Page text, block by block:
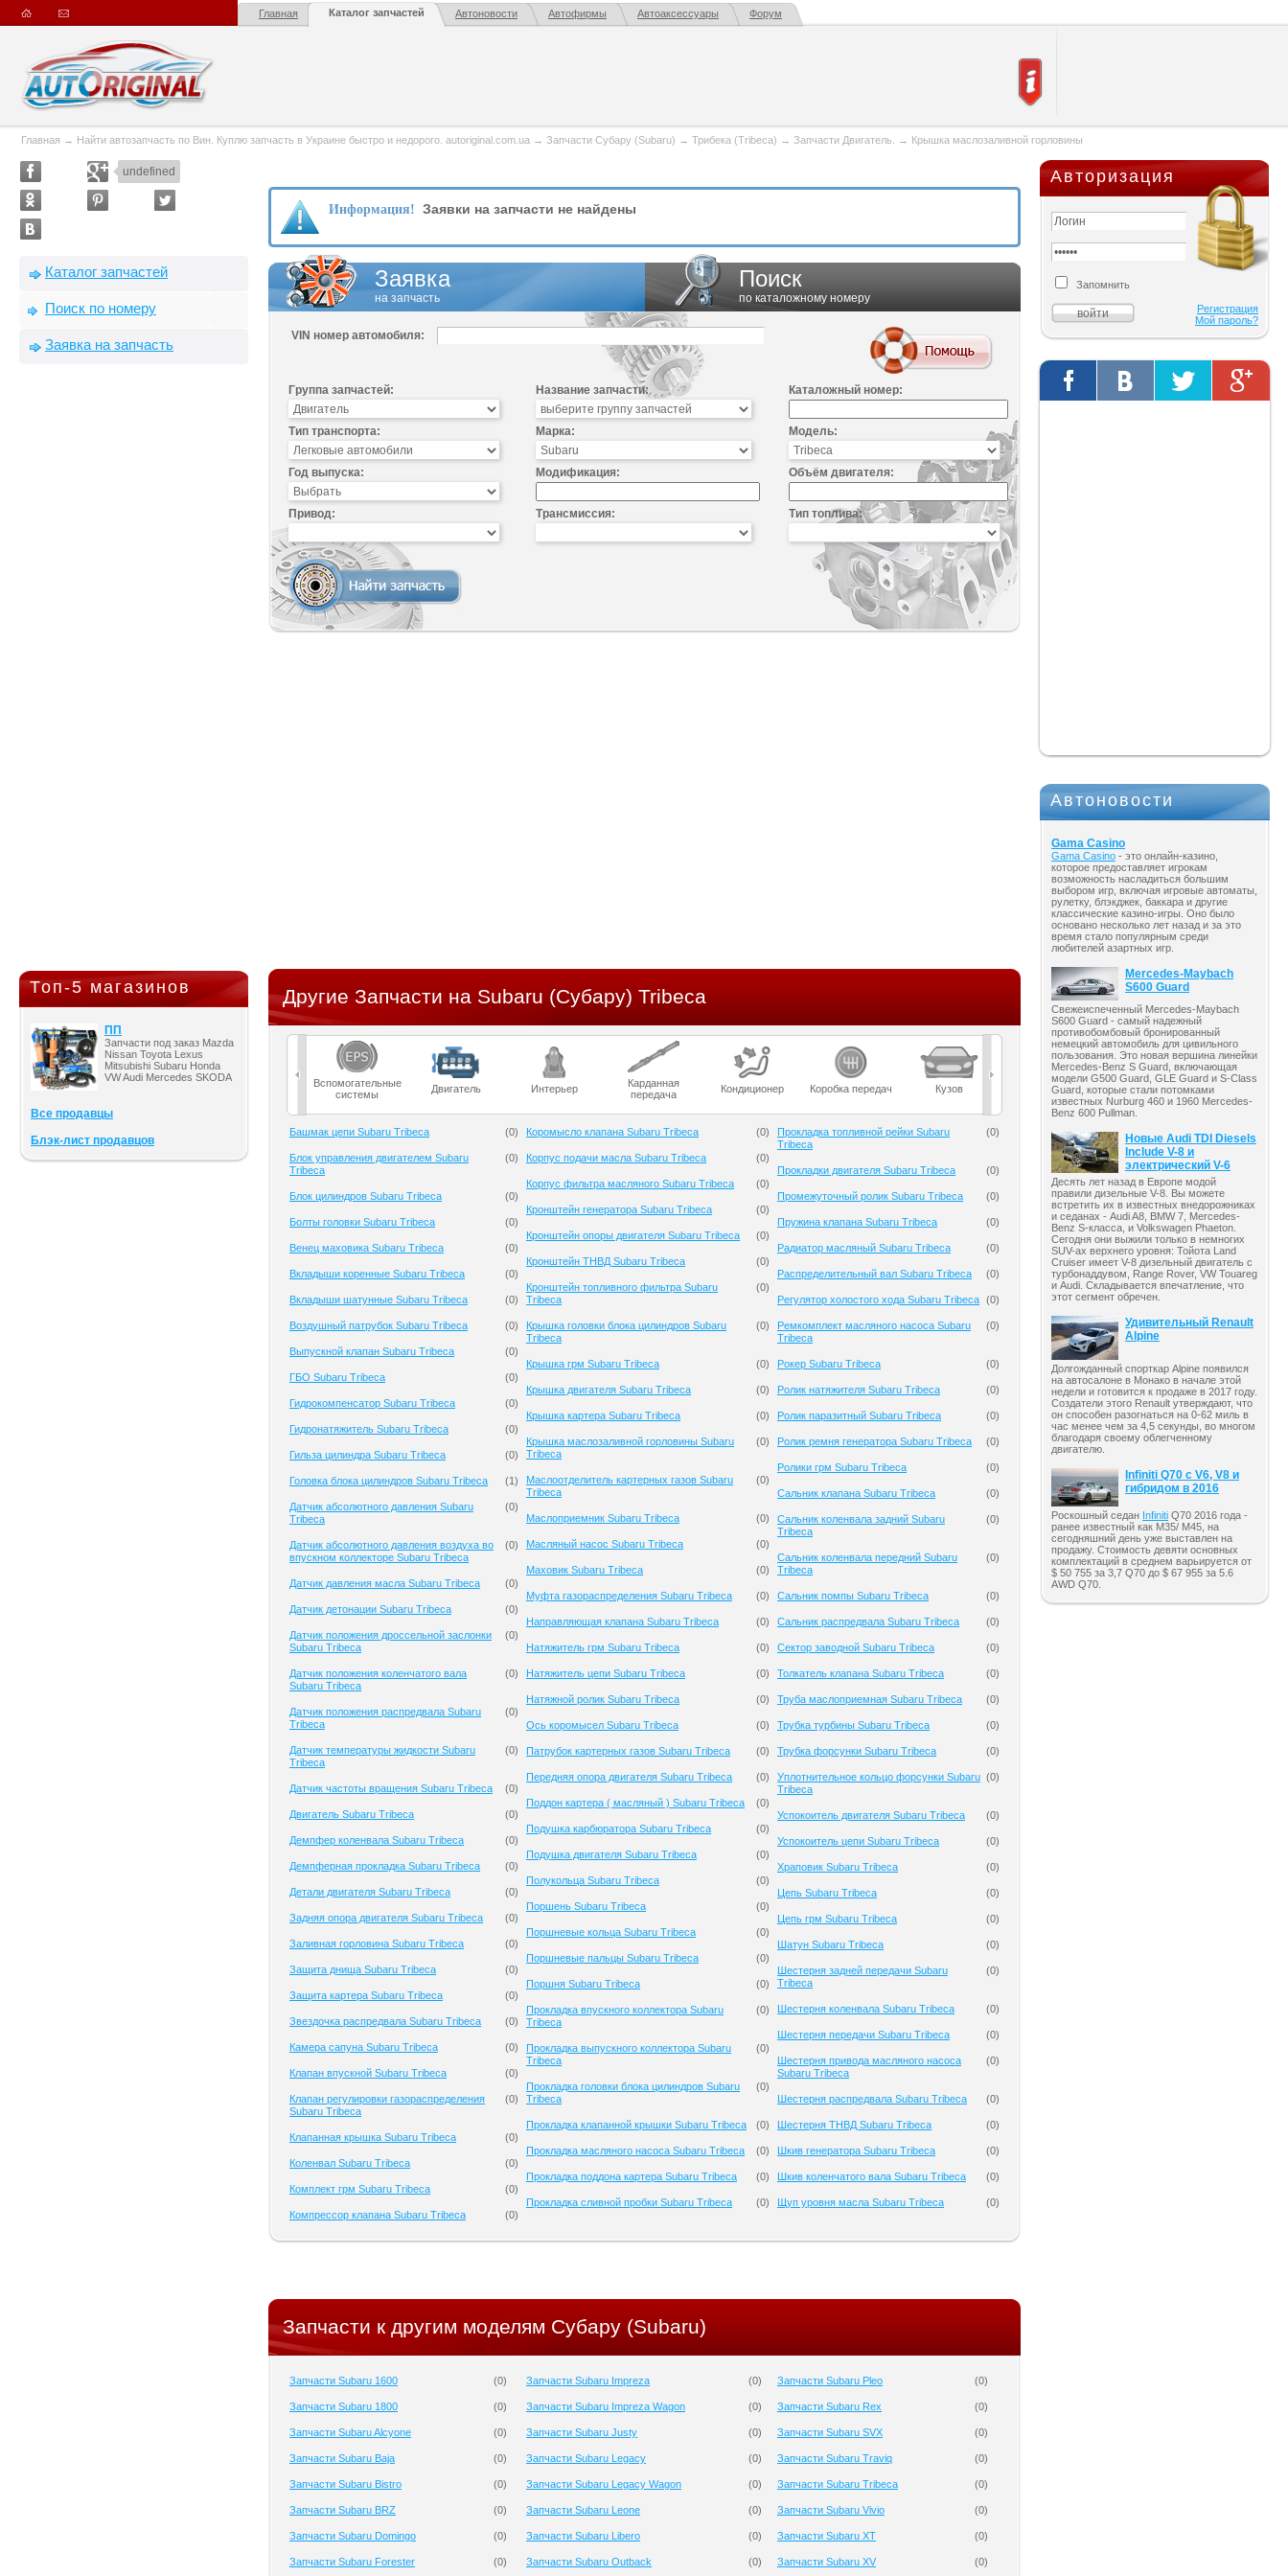
Главная Каталог запчастей Автоновости Автофирмы Автоаксессуары Форум
Главная → Найти автозапчасть по Вин. Куплю запчасть в Украине быстро и недорого. autoriginal.com.ua → Запчасти Субару (Subaru) → Трибека (Tribeca) → Запчасти Двигатель. → Крышка маслозаливной горловины
undefined
Каталог запчастей
Поиск по номеру
Заявка на запчасть
Топ-5 магазинов
ПП
Запчасти под заказ Mazda
Nissan Toyota Lexus
Mitsubishi Subaru Honda
VW Audi Mercedes SKODA
Все продавцы
Блэк-лист продавцов
Информация! Заявки на запчасти не найдены
Заявка
на запчасть
Поиск
по каталожному номеру
VIN номер автомобиля:
Группа запчастей: Название запчасти: Каталожный номер:
Тип транспорта: Марка: Модель:
Год выпуска: Модификация: Объём двигателя:
Привод: Трансмиссия: Тип топлива:
Другие Запчасти на Subaru (Субару) Tribeca
Вспомогательные
системы
Двигатель Интерьер
Карданная
передача
Кондиционер Коробка передач Кузов Масла Мост
Башмак цепи Subaru Tribeca (0)
Блок управления двигателем Subaru
Tribeca
(0)
Блок цилиндров Subaru Tribeca (0)
Болты головки Subaru Tribeca (0)
Венец маховика Subaru Tribeca (0)
Вкладыши коренные Subaru Tribeca (0)
Вкладыши шатунные Subaru Tribeca (0)
Воздушный патрубок Subaru Tribeca (0)
Выпускной клапан Subaru Tribeca (0)
ГБО Subaru Tribeca (0)
Гидрокомпенсатор Subaru Tribeca (0)
Гидронатяжитель Subaru Tribeca (0)
Гильза цилиндра Subaru Tribeca (0)
Головка блока цилиндров Subaru Tribeca (1)
Датчик абсолютного давления Subaru
Tribeca
(0)
Датчик абсолютного давления воздуха во
впускном коллекторе Subaru Tribeca
(0)
Датчик давления масла Subaru Tribeca (0)
Датчик детонации Subaru Tribeca (0)
Датчик положения дроссельной заслонки
Subaru Tribeca
(0)
Датчик положения коленчатого вала
Subaru Tribeca
(0)
Датчик положения распредвала Subaru
Tribeca
(0)
Датчик температуры жидкости Subaru
Tribeca
(0)
Датчик частоты вращения Subaru Tribeca (0)
Двигатель Subaru Tribeca (0)
Демпфер коленвала Subaru Tribeca (0)
Демпферная прокладка Subaru Tribeca (0)
Детали двигателя Subaru Tribeca (0)
Задняя опора двигателя Subaru Tribeca (0)
Заливная горловина Subaru Tribeca (0)
Защита днища Subaru Tribeca (0)
Защита картера Subaru Tribeca (0)
Звездочка распредвала Subaru Tribeca (0)
Камера сапуна Subaru Tribeca (0)
Клапан впускной Subaru Tribeca (0)
Клапан регулировки газораспределения
Subaru Tribeca
(0)
Клапанная крышка Subaru Tribeca (0)
Коленвал Subaru Tribeca (0)
Комплект грм Subaru Tribeca (0)
Компрессор клапана Subaru Tribeca (0)
Коромысло клапана Subaru Tribeca (0)
Корпус подачи масла Subaru Tribeca (0)
Корпус фильтра масляного Subaru Tribeca (0)
Кронштейн генератора Subaru Tribeca (0)
Кронштейн опоры двигателя Subaru Tribeca (0)
Кронштейн ТНВД Subaru Tribeca (0)
Кронштейн топливного фильтра Subaru
Tribeca
(0)
Крышка головки блока цилиндров Subaru
Tribeca
(0)
Крышка грм Subaru Tribeca (0)
Крышка двигателя Subaru Tribeca (0)
Крышка картера Subaru Tribeca (0)
Крышка маслозаливной горловины Subaru
Tribeca
(0)
Маслоотделитель картерных газов Subaru
Tribeca
(0)
Маслоприемник Subaru Tribeca (0)
Масляный насос Subaru Tribeca (0)
Маховик Subaru Tribeca (0)
Муфта газораспределения Subaru Tribeca (0)
Направляющая клапана Subaru Tribeca (0)
Натяжитель грм Subaru Tribeca (0)
Натяжитель цепи Subaru Tribeca (0)
Натяжной ролик Subaru Tribeca (0)
Ось коромысел Subaru Tribeca (0)
Патрубок картерных газов Subaru Tribeca (0)
Передняя опора двигателя Subaru Tribeca (0)
Поддон картера ( масляный ) Subaru Tribeca (0)
Подушка карбюратора Subaru Tribeca (0)
Подушка двигателя Subaru Tribeca (0)
Полукольца Subaru Tribeca (0)
Поршень Subaru Tribeca (0)
Поршневые кольца Subaru Tribeca (0)
Поршневые пальцы Subaru Tribeca (0)
Поршня Subaru Tribeca (0)
Прокладка впускного коллектора Subaru
Tribeca
(0)
Прокладка выпускного коллектора Subaru
Tribeca
(0)
Прокладка головки блока цилиндров Subaru
Tribeca
(0)
Прокладка клапанной крышки Subaru Tribeca (0)
Прокладка масляного насоса Subaru Tribeca (0)
Прокладка поддона картера Subaru Tribeca (0)
Прокладка сливной пробки Subaru Tribeca (0)
Прокладка топливной рейки Subaru
Tribeca
(0)
Прокладки двигателя Subaru Tribeca (0)
Промежуточный ролик Subaru Tribeca (0)
Пружина клапана Subaru Tribeca (0)
Радиатор масляный Subaru Tribeca (0)
Распределительный вал Subaru Tribeca (0)
Регулятор холостого хода Subaru Tribeca (0)
Ремкомплект масляного насоса Subaru
Tribeca
(0)
Рокер Subaru Tribeca (0)
Ролик натяжителя Subaru Tribeca (0)
Ролик паразитный Subaru Tribeca (0)
Ролик ремня генератора Subaru Tribeca (0)
Ролики грм Subaru Tribeca (0)
Сальник клапана Subaru Tribeca (0)
Сальник коленвала задний Subaru
Tribeca
(0)
Сальник коленвала передний Subaru
Tribeca
(0)
Сальник помпы Subaru Tribeca (0)
Сальник распредвала Subaru Tribeca (0)
Сектор заводной Subaru Tribeca (0)
Толкатель клапана Subaru Tribeca (0)
Труба маслоприемная Subaru Tribeca (0)
Трубка турбины Subaru Tribeca (0)
Трубка форсунки Subaru Tribeca (0)
Уплотнительное кольцо форсунки Subaru
Tribeca
(0)
Успокоитель двигателя Subaru Tribeca (0)
Успокоитель цепи Subaru Tribeca (0)
Храповик Subaru Tribeca (0)
Цепь Subaru Tribeca (0)
Цепь грм Subaru Tribeca (0)
Шатун Subaru Tribeca (0)
Шестерня задней передачи Subaru
Tribeca
(0)
Шестерня коленвала Subaru Tribeca (0)
Шестерня передачи Subaru Tribeca (0)
Шестерня привода масляного насоса
Subaru Tribeca
(0)
Шестерня распредвала Subaru Tribeca (0)
Шестерня ТНВД Subaru Tribeca (0)
Шкив генератора Subaru Tribeca (0)
Шкив коленчатого вала Subaru Tribeca (0)
Щуп уровня масла Subaru Tribeca (0)
Запчасти к другим моделям Субару (Subaru)
Запчасти Subaru 1600 (0)
Запчасти Subaru 1800 (0)
Запчасти Subaru Alcyone (0)
Запчасти Subaru Baja (0)
Запчасти Subaru Bistro (0)
Запчасти Subaru BRZ (0)
Запчасти Subaru Domingo (0)
Запчасти Subaru Forester (0)
Запчасти Subaru Impreza (0)
Запчасти Subaru Impreza Wagon (0)
Запчасти Subaru Justy (0)
Запчасти Subaru Legacy (0)
Запчасти Subaru Legacy Wagon (0)
Запчасти Subaru Leone (0)
Запчасти Subaru Libero (0)
Запчасти Subaru Outback (0)
Запчасти Subaru Pleo (0)
Запчасти Subaru Rex (0)
Запчасти Subaru SVX (0)
Запчасти Subaru Traviq (0)
Запчасти Subaru Tribeca (0)
Запчасти Subaru Vivio (0)
Запчасти Subaru XT (0)
Запчасти Subaru XV (0)
Авторизация
Запомнить
Регистрация
Мой пароль?
Автоновости
Gama Casino
Gama Casino - это онлайн-казино,
которое предоставляет игрокам
возможность насладиться большим
выбором игр, включая игровые автоматы,
рулетку, блэкджек, баккара и другие
классические казино-игры. Оно было
основано несколько лет назад и за это
время стало популярным среди
любителей азартных игр.
Mercedes-Maybach
S600 Guard
Свежеиспеченный Mercedes-Maybach
S600 Guard - самый надежный
противобомбовый бронированный
немецкий автомобиль для цивильного
пользования. Это новая вершина линейки
Mercedes-Benz S Guard, включающая
модели G500 Guard, GLE Guard и S-Class
Guard, которые стали потомками
известных Nurburg 460 и 1960 Mercedes-
Benz 600 Pullman.
Новые Audi TDI Diesels
Include V-8 и
электрический V-6
Десять лет назад в Европе модой
правили дизельные V-8. Вы можете
встретить их в известных внедорожниках
и седанах - Audi A8, BMW 7, Mercedes-
Benz S-класса, и Volkswagen Phaeton.
Сегодня они выжили только в немногих
SUV-ах верхнего уровня: Тойота Land
Cruiser имеет V-8 дизельный двигатель с
турбонаддувом, Range Rover, VW Touareg
и Audi. Складывается впечатление, что
этот сегмент обречен.
Удивительный Renault
Alpine
Долгожданный спорткар Alpine появился
на автосалоне в Монако в начале этой
недели и готовится к продаже в 2017 году.
Создатели этого Renault утверждают, что
он способен разогнаться на 0-62 миль в
час менее чем за 4,5 секунды, во многом
благодаря своему облегченному
двигателю.
Infiniti Q70 с V6, V8 и
гибридом в 2016
Роскошный седан Infiniti Q70 2016 года -
ранее известный как M35/ M45, на
сегодняшний день уже выставлен на
продажу. Стоимость девяти основных
комплектаций в среднем варьируется от
$ 50 755 за 3,7 Q70 до $ 67 955 за 5.6
AWD Q70.